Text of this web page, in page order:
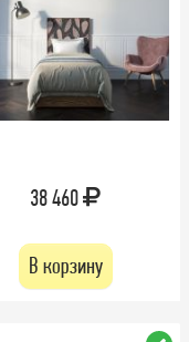
38 460
В корзину